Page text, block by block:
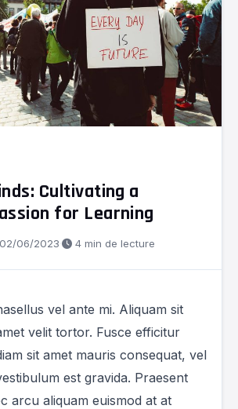
Cultivating a
for Learning
02/06/2023· 4 min de lecture
vel ante mi. Aliquam sit
velit tortor. Fusce efficitur
sit amet mauris consequat, vel
est gravida. Praesent
arcu aliquam euismod at at